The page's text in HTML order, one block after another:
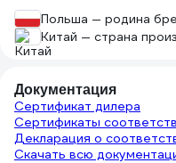
Польша — родина
Китай — страна
Документация
Сертификат дилера
Сертификаты
Декларация о
Скачать всю